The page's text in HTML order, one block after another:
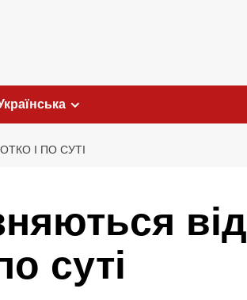
І ПО СУТІ
від
суті